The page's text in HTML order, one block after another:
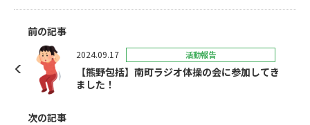
前の記事
2024.09.17 活動報告
【熊野包括】南町ラジオ体操の会に参加してき
ました！
次の記事